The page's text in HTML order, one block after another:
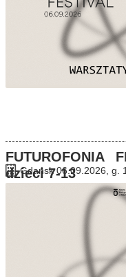
FUTUROFONIA
dzieci 7-13
Gdańsk 06.09.2026, g.